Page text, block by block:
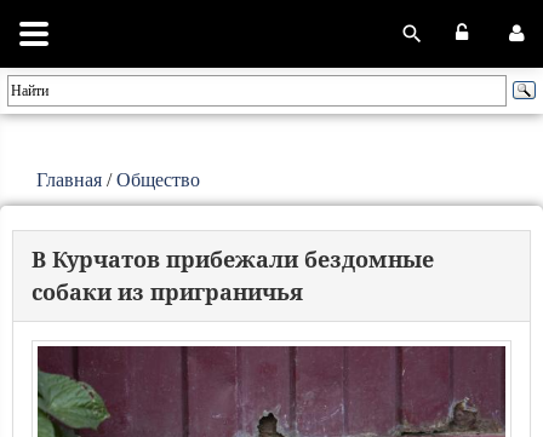
Главная /Общество
В Курчатов прибежали бездомные
собаки из приграничья